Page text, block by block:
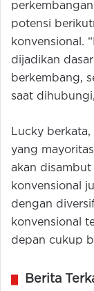
potensi
konvensional.
dijadikan
berkembang,
saat
Lucky
yang
akan disambut
konvensional
dengan
konvensional
depan cukup
Berita